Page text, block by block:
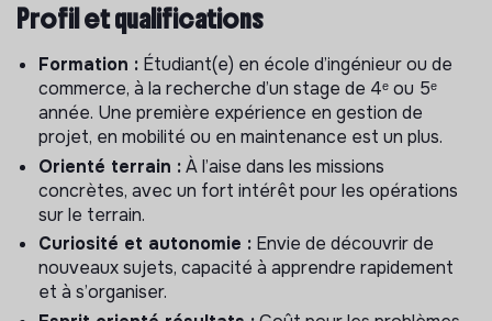
Déménagement d’un entrepôt à un autre dans une
Optimisation du hub logistique
Réalisation d’audits qualité des différentes villes
Tout autre besoin opérationnel (et ponctuel) sur
place
Lancement de ville :participation à l’ouverture de
nouvelles villes, en lien avec l’ensemble des équipes
concernées chez pony. Suivi complet du processus de
lancement, depuis la préparation logistique jusqu’au
déploiement opérationnel sur le terrain.
Profil et qualifications
Formation : Étudiant(e) en école d’ingénieur ou de
commerce, à la recherche d’un stage de 4ᵉ ou 5ᵉ
année. Une première expérience en gestion de
projet, en mobilité ou en maintenance est un plus.
Orienté terrain :À l’aise dans les missions
concrètes, avec un fort intérêt pour les opérations
sur le terrain.
Curiosité et autonomie : Envie de découvrir de
nouveaux sujets, capacité à apprendre rapidement
et à s’organiser.